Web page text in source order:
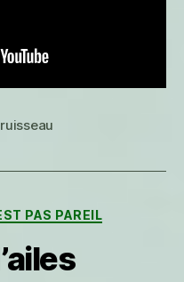
ruisseau
PAS PAREIL